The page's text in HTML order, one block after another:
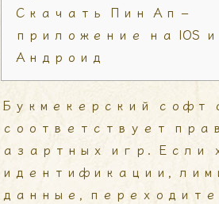
Скачать Пин Ап –
приложение на IOS и
Андроид
Букмекерский софт
соответствует
азартных игр. Если
идентификации,
данные, переходите